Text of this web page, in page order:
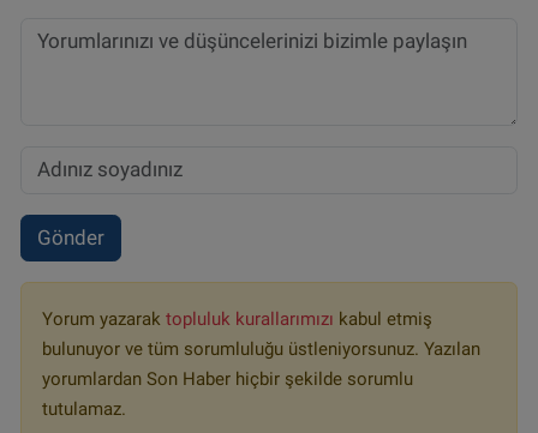
Gönder
Yorum yazarak topluluk kurallarımızı kabul etmiş
bulunuyor ve tüm sorumluluğu üstleniyorsunuz. Yazılan
yorumlardan Son Haber hiçbir şekilde sorumlu
tutulamaz.